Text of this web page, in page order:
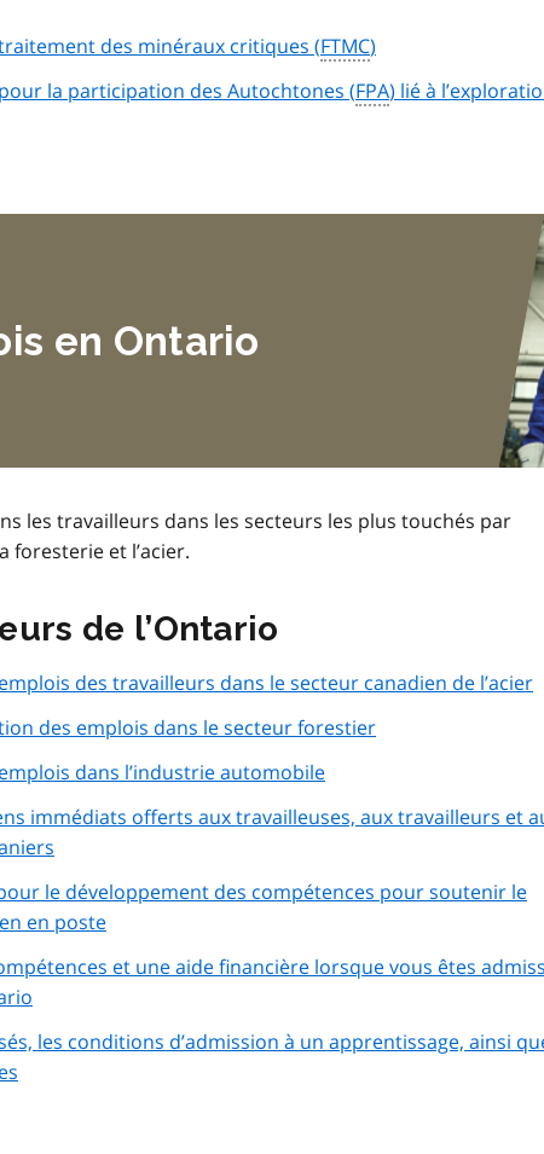
des minéraux critiques (FTMC)
la participation des Autochtones (FPA) lié à
en Ontario
les travailleurs dans les secteurs les plus touchés par
foresterie et l’acier.
de l’Ontario
des travailleurs dans le secteur canadien de l’acier
des emplois dans le secteur forestier
dans l’industrie automobile
immédiats offerts aux travailleuses, aux travailleurs et
le développement des compétences pour soutenir le
en poste
et une aide financière lorsque vous êtes
les conditions d’admission à un apprentissage, ainsi